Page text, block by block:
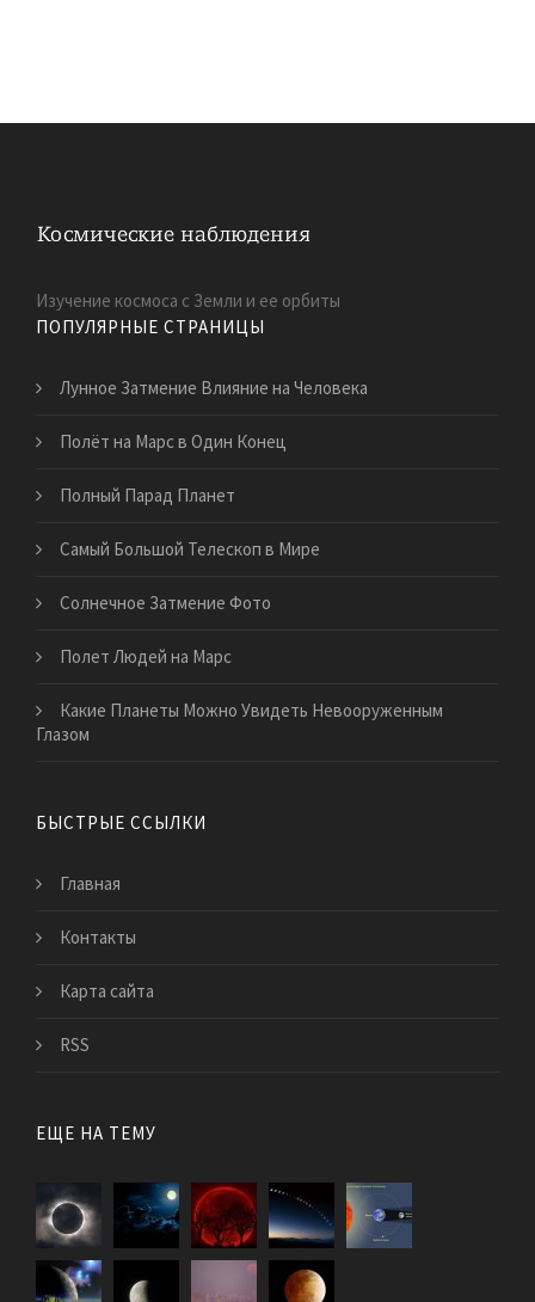
Изучение космоса с Земли и ее орбиты
ПОПУЛЯРНЫЕ СТРАНИЦЫ
Лунное Затмение Влияние на Человека
Полёт на Марс в Один Конец
Полный Парад Планет
Самый Большой Телескоп в Мире
Солнечное Затмение Фото
Полет Людей на Марс
Какие Планеты Можно Увидеть Невооруженным
Глазом
БЫСТРЫЕ ССЫЛКИ
Главная
Контакты
Карта сайта
RSS
ЕЩЕ НА ТЕМУ